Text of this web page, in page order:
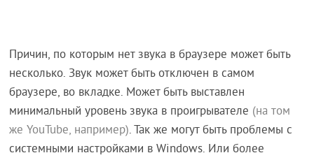
Причин, по которым нет звука в браузере может быть
несколько. Звук может быть отключен в самом
браузере, во вкладке. Может быть выставлен
минимальный уровень звука в проигрывателе (на том
же YouTube, например). Так же могут быть проблемы с
системными настройками в Windows. Или более